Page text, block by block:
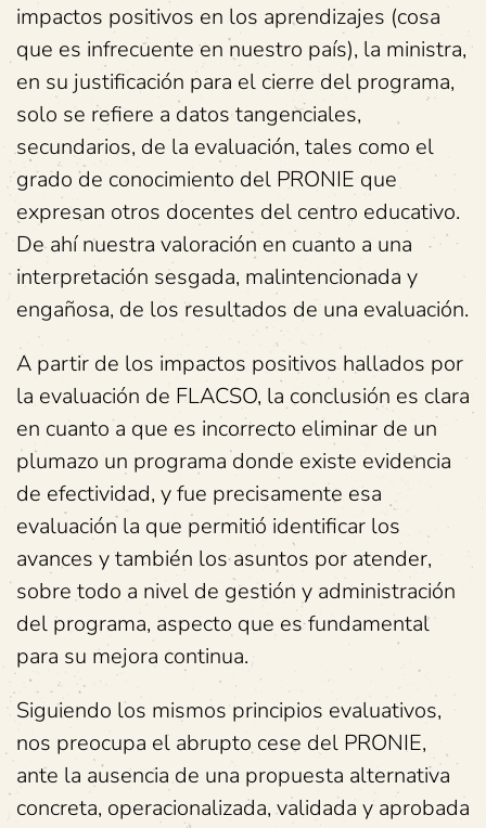
impactos positivos en los aprendizajes (cosa
que es infrecuente en nuestro país), la ministra,
en su justificación para el cierre del programa,
solo se refiere a datos tangenciales,
secundarios, de la evaluación, tales como el
grado de conocimiento del PRONIE que
expresan otros docentes del centro educativo.
De ahí nuestra valoración en cuanto a una
interpretación sesgada, malintencionada y
engañosa, de los resultados de una evaluación.
A partir de los impactos positivos hallados por
la evaluación de FLACSO, la conclusión es clara
en cuanto a que es incorrecto eliminar de un
plumazo un programa donde existe evidencia
de efectividad, y fue precisamente esa
evaluación la que permitió identificar los
avances y también los asuntos por atender,
sobre todo a nivel de gestión y administración
del programa, aspecto que es fundamental
para su mejora continua.
Siguiendo los mismos principios evaluativos,
nos preocupa el abrupto cese del PRONIE,
ante la ausencia de una propuesta alternativa
concreta, operacionalizada, validada y aprobada